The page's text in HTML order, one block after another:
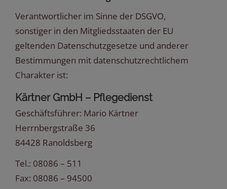
Verantwortlicher im Sinne der DSGVO,
sonstiger in den Mitgliedsstaaten der EU
geltenden Datenschutzgesetze und anderer
Bestimmungen mit datenschutzrechtlichem
Charakter ist:
Kärtner GmbH – Pflegedienst
Geschäftsführer: Mario Kärtner
Herrnbergstraße 36
84428 Ranoldsberg
Tel.: 08086 – 511
Fax: 08086 – 94500